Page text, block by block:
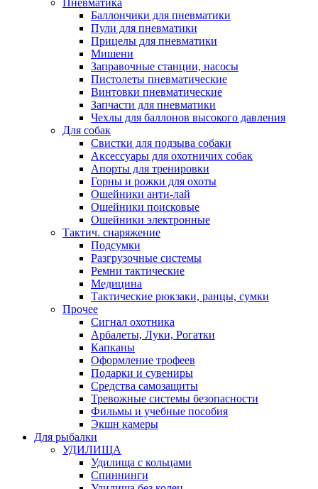
Пневматика
Баллончики для пневматики
Пули для пневматики
Прицелы для пневматики
Мишени
Заправочные станции, насосы
Пистолеты пневматические
Винтовки пневматические
Запчасти для пневматики
Чехлы для баллонов высокого давления
Для собак
Свистки для подзыва собаки
Аксессуары для охотничих собак
Апорты для тренировки
Горны и рожки для охоты
Ошейники анти-лай
Ошейники поисковые
Ошейники электронные
Тактич. снаряжение
Подсумки
Разгрузочные системы
Ремни тактические
Медицина
Тактические рюкзаки, ранцы, сумки
Прочее
Сигнал охотника
Арбалеты, Луки, Рогатки
Капканы
Оформление трофеев
Подарки и сувениры
Средства самозащиты
Тревожные системы безопасности
Фильмы и учебные пособия
Экшн камеры
Для рыбалки
УДИЛИЩА
Удилища с кольцами
Спиннинги